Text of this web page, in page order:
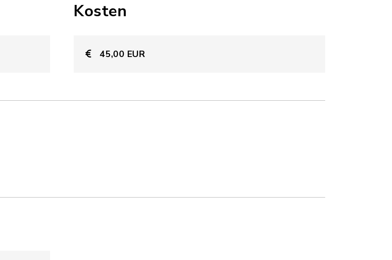
Kosten
45,00 EUR